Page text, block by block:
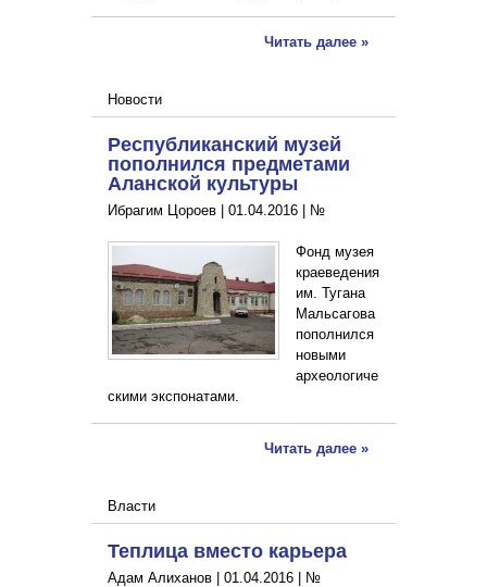
Читать далее »
Новости
Республиканский музей
пополнился предметами
Аланской культуры
Ибрагим Цороев | 01.04.2016 №
Фонд музея
краеведения
им. Тугана
Мальсагова
пополнился
новыми
археологиче
скими экспонатами.
Читать далее »
Власти
Теплица вместо карьера
Адам Алиханов | 01.04.2016 №